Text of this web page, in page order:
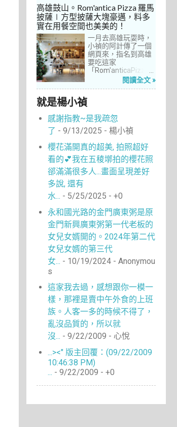
家連鎖店許久，只是
每次去台中誘惑實在
太多了！就……，這一
次離家這麼近，不來
吃真的說不過去。
高雄鼓山。Rom'antica Pizza 羅馬
披薩∣方型披薩大塊豪邁，料多
實在用餐空間也美美的！
一月去高雄玩耍時，
小禎的阿計傳了一個
網頁來，指名到高雄
要吃這家
「Rom'anticaPizza
羅馬披薩」，看了圖
少披薩店，一字排開
的各式披薩看起來琳
瑯滿目，走進店內就
能點上一塊喜愛的口
味大快朵頤，真的好
懷念啊！沒想到台灣
也有類似的披薩店。
走！就到高雄吃披薩
閱讀全文 »
就是楊小禎
感謝指教~是我疏忽
了 - 9/13/2025 - 楊小禎
櫻花滿開真的超美, 拍照超好
看的💕我在五稜墎拍的櫻花照
郤滿滿很多人...畫面呈現差好
多說, 還有
水... - 5/25/2025 - +0
永和國光路的金門廣東粥是原
金門新興廣東粥第一代老板的
女兒女婿開的。2024年第二代
女兒女婿的第三代
女... - 10/19/2024 - Anonymou
s
這家我去過，感想跟你一模一
樣，那裡是賣中午外食的上班
族。人客一多的時候不得了，
亂沒品質的，所以就
沒... - 9/22/2009 - 心悅
...><" 版主回覆：(09/22/2009
10:46:38 PM)
... - 9/22/2009 - +0